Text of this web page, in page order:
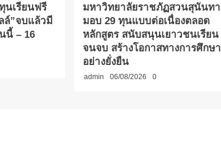
นเรียนฟรี
ล์”จบแล้วมี
นี้ – 16
มหาวิทยาลัยราชภัฏสวนสุนันทา
มอบ 29 ทุนแบบต่อเนื่องตลอด
หลักสูตร สนับสนุนเยาวชนเรียน
จนจบ สร้างโอกาสทางการศึกษา
อย่างยั่งยืน
admin 06/08/2026 0